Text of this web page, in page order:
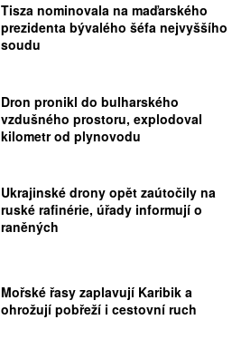
Tisza nominovala na maďarského
prezidenta bývalého šéfa nejvyššího
soudu
Dron pronikl do bulharského
vzdušného prostoru, explodoval
kilometr od plynovodu
Ukrajinské drony opět zaútočily na
ruské rafinérie, úřady informují o
raněných
Mořské řasy zaplavují Karibik a
ohrožují pobřeží i cestovní ruch